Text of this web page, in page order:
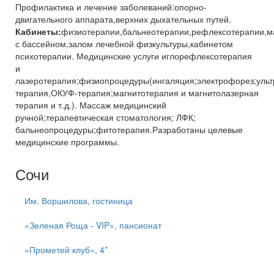
Профилактика и лечение заболеваний:опорно-
двигательного аппарата,верхних дыхательных путей.
Кабинеты:
с бассейном,залом лечебной физкультуры,кабинетом
психотерапии. Медицинские услуги иглорефлексотерапия
и
терапия,ОКУФ-терапия;магнитотерапия и магнитолазерная
терапия и т.д.). Массаж медицинский
ручной;терапевтическая стоматология; ЛФК;
бальнеопроцедуры;фитотерапия.Разработаны целевые
медицинские программы.
Сочи
Им. Воршилова, гостиница
«Зеленая Роща - VIP», пансионат
«Прометей клуб», 4*